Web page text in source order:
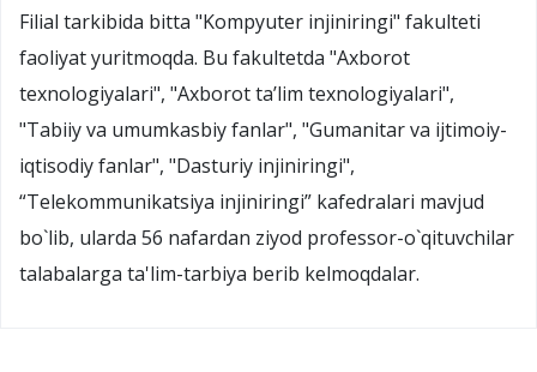
Filial tarkibida bitta "Kompyuter injiniringi" fakulteti
faoliyat yuritmoqda. Bu fakultetda "Axborot
texnologiyalari", "Axborot ta’lim texnologiyalari",
"Tabiiy va umumkasbiy fanlar", "Gumanitar va ijtimoiy-
iqtisodiy fanlar", "Dasturiy injiniringi",
“Telekommunikatsiya injiniringi” kafedralari mavjud
bo`lib, ularda 56 nafardan ziyod professor-o`qituvchilar
talabalarga ta'lim-tarbiya berib kelmoqdalar.